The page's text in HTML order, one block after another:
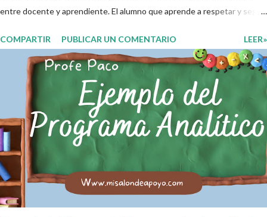
entre docente y aprendiente. El alumno que aprende a respetar y seguir
entiende las consecuencias de sus acciones, es por eso que el objetivo
fundamental de las normas de clases o reglamento de aula buscan
formar aprendientes que desde pequeños, entiendan, analizan y
practiquen las grandes responsabilidades que conlleva ser un buen
ciudadano. A continuación les compartimos algunos ejemplos de reglas
de salón de clases: 1. Cumplo con mis tareas y trabajos. 2. Cuidado mi
higiene personal. 3. Levanto la mano para hablar. 4. Pido permiso para
ir al baño 5. Deposito la basura en su lugar. 6. Cumplo con mis útiles
esc...
COMPARTIR PUBLICAR UN COMENTARIO LEER»